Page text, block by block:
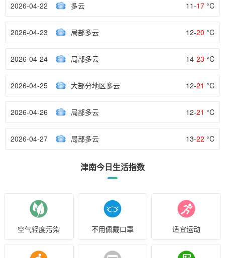
2026-04-22 多云 11-17 °C
2026-04-23 局部多云 12-20 °C
2026-04-24 局部多云 14-23 °C
2026-04-25 大部分地区多云 12-21 °C
2026-04-26 局部多云 12-21 °C
2026-04-27 局部多云 13-22 °C
津南今日生活指数
空气轻度污染 不用佩戴口罩 适宜运动